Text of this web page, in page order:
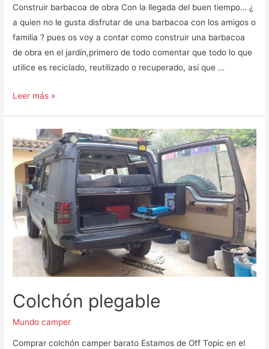
Construir barbacoa de obra Con la llegada del buen tiempo… ¿
a quien no le gusta disfrutar de una barbacoa con los amigos o
familia ? pues os voy a contar como construir una barbacoa
de obra en el jardín,primero de todo comentar que todo lo que
utilice es reciclado, reutilizado o recuperado, así que …
Barbacoa
Leer más »
Colchón plegable
Mundo camper
Comprar colchón camper barato Estamos de Off Topic en el